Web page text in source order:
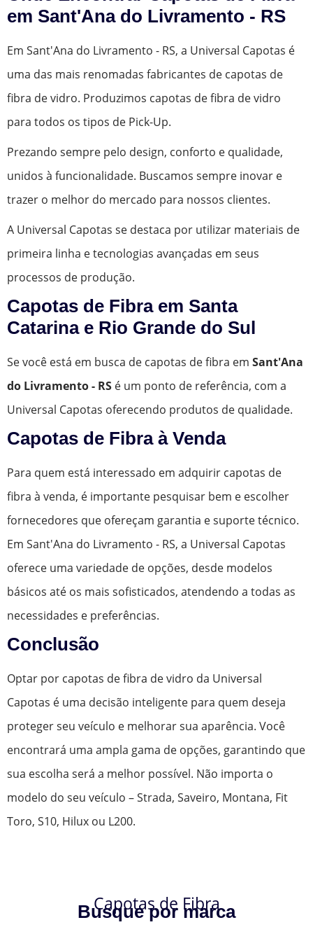
em Sant'Ana do Livramento - RS
Em Sant'Ana do Livramento - RS, a Universal Capotas é
uma das mais renomadas fabricantes de capotas de
fibra de vidro. Produzimos capotas de fibra de vidro
para todos os tipos de Pick-Up.
Prezando sempre pelo design, conforto e qualidade,
unidos à funcionalidade. Buscamos sempre inovar e
trazer o melhor do mercado para nossos clientes.
A Universal Capotas se destaca por utilizar materiais de
primeira linha e tecnologias avançadas em seus
processos de produção.
Capotas de Fibra em Santa
Catarina e Rio Grande do Sul
Se você está em busca de capotas de fibra em Sant'Ana
do Livramento - RS é um ponto de referência, com a
Universal Capotas oferecendo produtos de qualidade.
Capotas de Fibra à Venda
Para quem está interessado em adquirir capotas de
fibra à venda, é importante pesquisar bem e escolher
fornecedores que ofereçam garantia e suporte técnico.
Em Sant'Ana do Livramento - RS, a Universal Capotas
oferece uma variedade de opções, desde modelos
básicos até os mais sofisticados, atendendo a todas as
necessidades e preferências.
Conclusão
Optar por capotas de fibra de vidro da Universal
Capotas é uma decisão inteligente para quem deseja
proteger seu veículo e melhorar sua aparência. Você
encontrará uma ampla gama de opções, garantindo que
sua escolha será a melhor possível. Não importa o
modelo do seu veículo – Strada, Saveiro, Montana, Fit
Toro, S10, Hilux ou L200.
Capotas de Fibra
Busque por marca